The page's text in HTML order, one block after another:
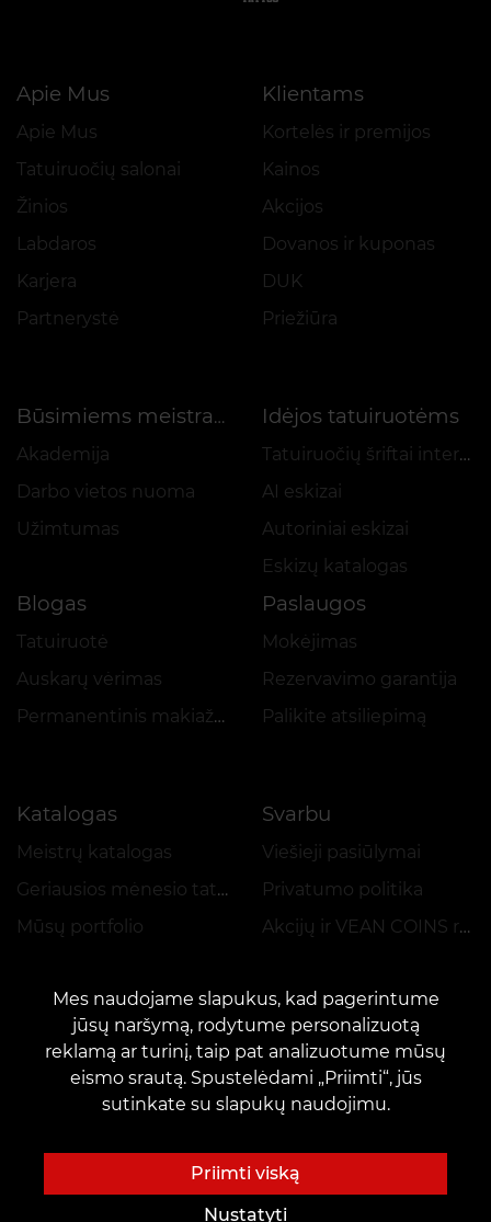
Apie Mus
Apie Mus
Tatuiruočių salonai
Žinios
Labdaros
Karjera
Partnerystė
Klientams
Kortelės ir premijos
Kainos
Akcijos
Dovanos ir kuponas
DUK
Priežiūra
Būsimiems meistrams
Akademija
Darbo vietos nuoma
Užimtumas
Idėjos tatuiruotėms
Tatuiruočių šriftai internetu
AI eskizai
Autoriniai eskizai
Eskizų katalogas
Blogas
Tatuiruotė
Auskarų vėrimas
Permanentinis makiažas
Paslaugos
Mokėjimas
Rezervavimo garantija
Palikite atsiliepimą
Katalogas
Meistrų katalogas
Geriausios mėnesio tatuiruotės
Mūsų portfolio
Svarbu
Viešieji pasiūlymai
Privatumo politika
Akcijų ir VEAN COINS reglamentas
KONTAKTAI
Susisiekite su mumis: customers@vean-tattoo.lt
Skundai ir pasiūlymai:complaints@vean-tattoo.com
Registracija ir konsultacijos::
Mes naudojame slapukus, kad pagerintume
jūsų naršymą, rodytume personalizuotą
reklamą ar turinį, taip pat analizuotume mūsų
eismo srautą. Spustelėdami „Priimti“, jūs
sutinkate su slapukų naudojimu.
Priimti viską
Nustatyti